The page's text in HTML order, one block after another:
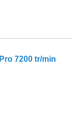
7200 tr/min